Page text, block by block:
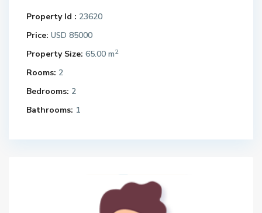
Property Id : 23620
Price: USD 85000
Property Size: 65.00 m2
Rooms: 2
Bedrooms: 2
Bathrooms: 1